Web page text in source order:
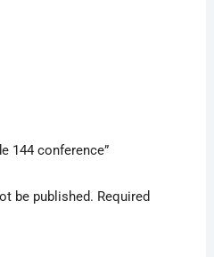
144 conference”
be published. Required